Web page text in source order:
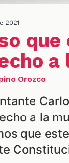
2021
que
a
Orozco
a la
que